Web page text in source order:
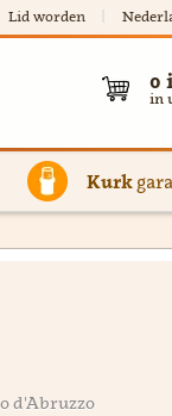
Lid worden
0
in
Kurk
d'Abruzzo